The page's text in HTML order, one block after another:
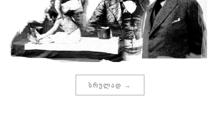
ᲡᲠᲣᲚᲐᲓ →